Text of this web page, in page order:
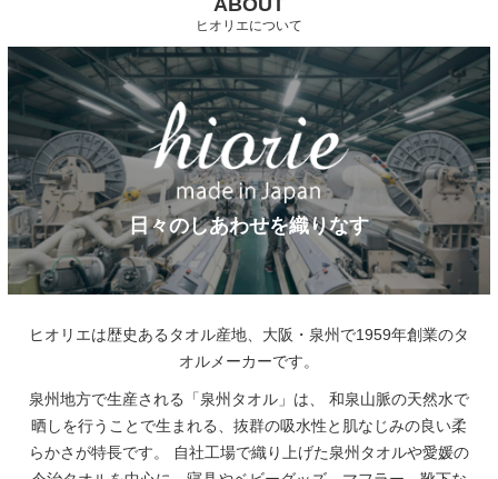
ヒオリエについて
日々のしあわせを織りなす
ヒオリエは歴史あるタオル産地、大阪・泉州で1959年創業のタ
オルメーカーです。
泉州地方で生産される「泉州タオル」は、
和泉山脈の天然水で
晒しを行うことで生まれる、抜群の吸水性と肌なじみの良い柔
らかさが特長です。
自社工場で織り上げた泉州タオルや愛媛の